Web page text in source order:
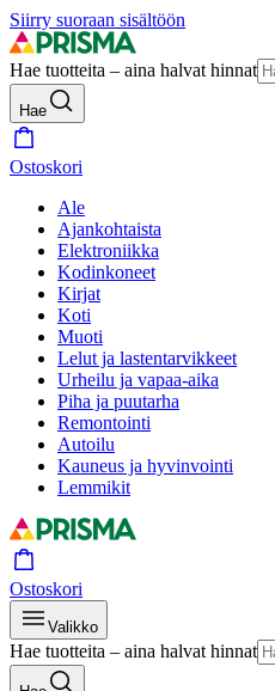
Siirry suoraan sisältöön
Hae tuotteita – aina halvat hinnat
Hae
Ostoskori
Ale
Ajankohtaista
Elektroniikka
Kodinkoneet
Kirjat
Koti
Muoti
Lelut ja lastentarvikkeet
Urheilu ja vapaa-aika
Piha ja puutarha
Remontointi
Autoilu
Kauneus ja hyvinvointi
Lemmikit
Ostoskori
Valikko
Hae tuotteita – aina halvat hinnat